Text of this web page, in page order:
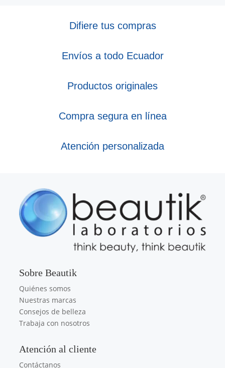
Difiere tus compras
Envíos a todo Ecuador
Productos originales
Compra segura en línea
Atención personalizada
Sobre Beautik
Quiénes somos
Nuestras marcas
Consejos de belleza
Trabaja con nosotros
Atención al cliente
Contáctanos